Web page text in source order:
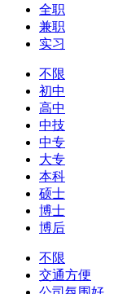
全职
兼职
实习
不限
初中
高中
中技
中专
大专
本科
硕士
博士
博后
不限
交通方便